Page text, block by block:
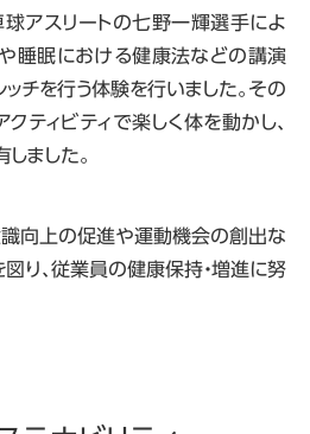
アスリートの七野一輝選手によ
睡眠における健康法などの講演
ッチを行う体験を行いました。その
ティビティで楽しく体を動かし、
ました。
向上の促進や運動機会の創出な
り、従業員の健康保持・増進に努